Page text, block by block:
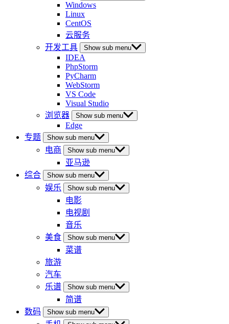
Windows
Linux
CentOS
云服务
开发工具
Show sub menu
IDEA
PhpStorm
PyCharm
WebStorm
VS Code
Visual Studio
浏览器
Show sub menu
Edge
专题
Show sub menu
电商 Show sub menu
亚马逊
综合
Show sub menu
娱乐 Show sub menu
电影
电视剧
音乐
美食
Show sub menu
菜谱
旅游
汽车
乐谱
Show sub menu
简谱
数码
Show sub menu